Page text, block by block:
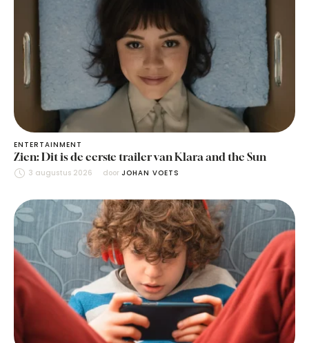
ENTERTAINMENT
Zien: Dit is de eerste trailer van Klara and the Sun
3 augustus 2026 door JOHAN VOETS